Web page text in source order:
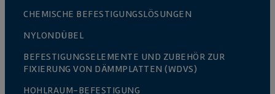
CHEMISCHE BEFESTIGUNGSLÖSUNGEN
NYLONDÜBEL
BEFESTIGUNGSELEMENTE UND ZUBEHÖR ZUR
FIXIERUNG VON DÄMMPLATTEN (WDVS)
HOHLRAUM-BEFESTIGUNG